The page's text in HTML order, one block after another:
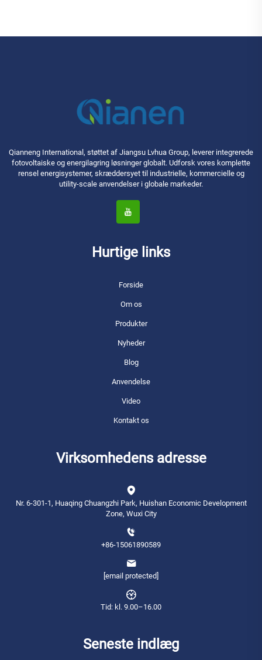
Qianneng International, støttet af Jiangsu Lvhua Group, leverer integrerede
fotovoltaiske og energilagring løsninger globalt. Udforsk vores komplette
rensel energisystemer, skræddersyet til industrielle, kommercielle og
utility-scale anvendelser i globale markeder.
Hurtige links
Forside
Om os
Produkter
Nyheder
Blog
Anvendelse
Video
Kontakt os
Virksomhedens adresse
Nr. 6-301-1, Huaqing Chuangzhi Park, Huishan Economic Development
Zone, Wuxi City
+86-15061890589
[email protected]
Tid: kl. 9.00–16.00
Seneste indlæg